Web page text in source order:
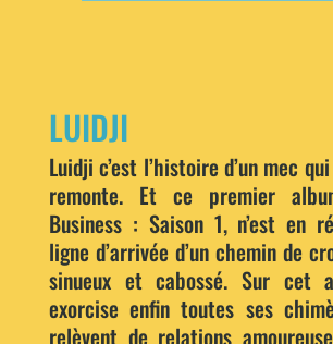
LUIDJI
Luidji c’est l’histoire d’un mec
remonte. Et ce premier
Business : Saison 1, n’est en
ligne d’arrivée d’un chemin de
sinueux et cabossé. Sur cet
exorcise enfin toutes ses
relèvent de relations